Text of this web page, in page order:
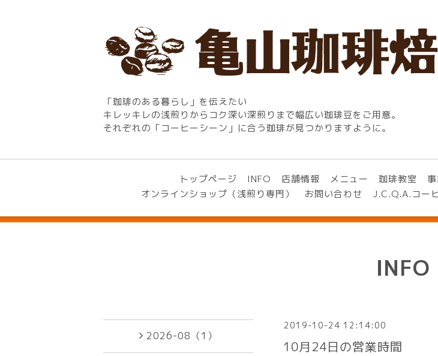
「珈琲のある暮らし」を伝えたい
キレッキレの浅煎りからコク深い深煎りまで幅広い珈琲豆をご用意。
それぞれの「コーヒーシーン」に合う珈琲が見つかりますように。
トップページ INFO 店舗情報 メニュー 珈琲教室
オンラインショップ（浅煎り専門）
お問い合わせ J.C.Q.A.コー
INFO
2019-10-24 12:14:00
10月24日の営業時間
2026-08（1）